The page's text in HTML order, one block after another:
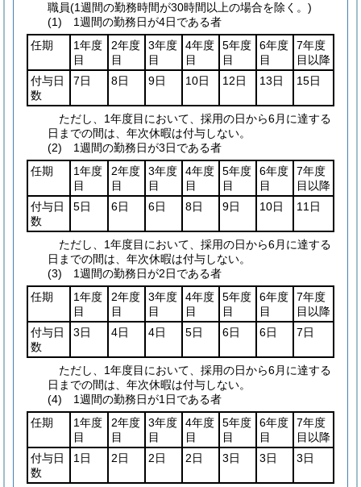
職員(1週間の勤務時間が30時間以上の場合を除く。)
(1) 1週間の勤務日が4日である者
任期
1年度
目
2年度
目
3年度
目
4年度
目
5年度
目
6年度
目
7年度
目以降
付与日
数
7日 8日 9日 10日 12日 13日 15日
ただし、1年度目において、採用の日から6月に達する
日までの間は、年次休暇は付与しない。
(2) 1週間の勤務日が3日である者
任期
1年度
目
2年度
目
3年度
目
4年度
目
5年度
目
6年度
目
7年度
目以降
付与日
数
5日 6日 6日 8日 9日 10日 11日
ただし、1年度目において、採用の日から6月に達する
日までの間は、年次休暇は付与しない。
(3) 1週間の勤務日が2日である者
任期
1年度
目
2年度
目
3年度
目
4年度
目
5年度
目
6年度
目
7年度
目以降
付与日
数
3日 4日 4日 5日 6日 6日 7日
ただし、1年度目において、採用の日から6月に達する
日までの間は、年次休暇は付与しない。
(4) 1週間の勤務日が1日である者
任期
1年度
目
2年度
目
3年度
目
4年度
目
5年度
目
6年度
目
7年度
目以降
付与日
数
1日 2日 2日 2日 3日 3日 3日